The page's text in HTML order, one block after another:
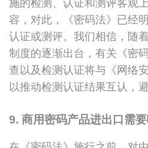
施的检测、认证和测评客观
容，对此，《密码法》已经
认证或测评。我们相信，随
制度的逐渐出台，有关《密
查以及检测认证将与《网络
以推动检测认证结果互认，
9. 商用密码产品进出口需